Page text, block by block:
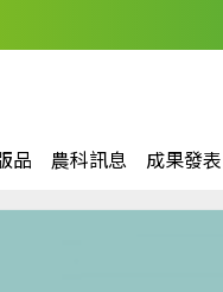
品 農科訊息 成果發表